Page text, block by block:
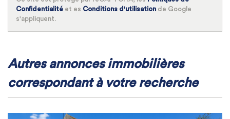
Confidentialité et es Conditions d'utilisation de Google
s'appliquent.
autres annonces immobilières
correspondant à votre recherche